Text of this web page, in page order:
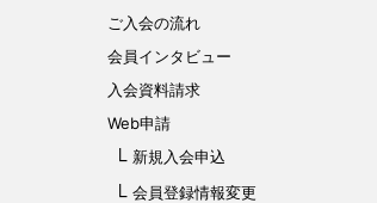
ご入会の流れ
会員インタビュー
入会資料請求
Web申請
新規入会申込
会員登録情報変更